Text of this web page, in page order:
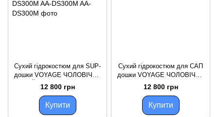
Сухий гідрокостюм для SUP-
дошки VOYAGE ЧОЛОВІЧИЙ
ДРІЙ КОСТЮМ розмір M
AZTRON AA-DS300M AA-
DS300M
12 800 грн
Купити
Сухий гідрокостюм для САП
дошки VOYAGE ЧОЛОВІЧИЙ
розмір S AZTRON
12 800 грн
Купити